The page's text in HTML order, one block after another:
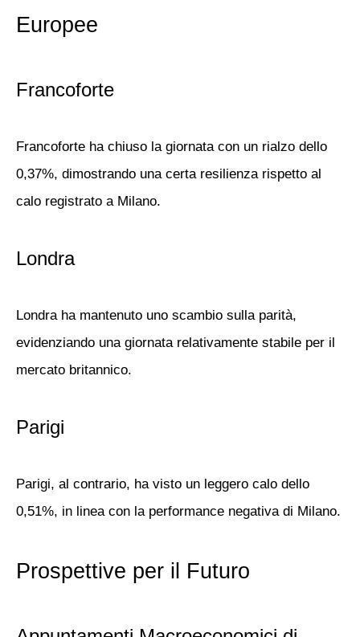
Europee
Francoforte
Francoforte ha chiuso la giornata con un rialzo dello
0,37%, dimostrando una certa resilienza rispetto al
calo registrato a Milano.
Londra
Londra ha mantenuto uno scambio sulla parità,
evidenziando una giornata relativamente stabile per il
mercato britannico.
Parigi
Parigi, al contrario, ha visto un leggero calo dello
0,51%, in linea con la performance negativa di Milano.
Prospettive per il Futuro